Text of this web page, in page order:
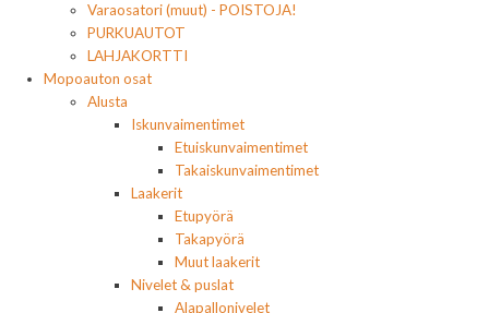
Varaosatori (muut) - POISTOJA!
PURKUAUTOT
LAHJAKORTTI
Mopoauton osat
Alusta
Iskunvaimentimet
Etuiskunvaimentimet
Takaiskunvaimentimet
Laakerit
Etupyörä
Takapyörä
Muut laakerit
Nivelet & puslat
Alapallonivelet